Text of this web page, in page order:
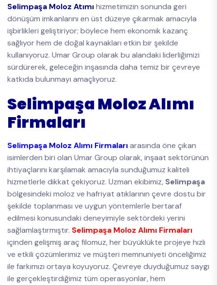
Selimpaşa Moloz Atımıhizmetimizin sonunda geri
dönüşüm imkanlarını en üst düzeye çıkarmak amacıyla
işbirlikleri geliştiriyor; böylece hem ekonomik kazanç
sağlıyor hem de doğal kaynakları etkin bir şekilde
kullanıyoruz. Umar Group olarak bu alandaki liderliğimizi
sürdürerek, geleceğin inşasında daha temiz bir çevreye
katkıda bulunmayı amaçlıyoruz.
Selimpaşa Moloz Alımı
Firmaları
Selimpaşa Moloz Alımı Firmalarıarasında öne çıkan
isimlerden biri olan Umar Group olarak, inşaat sektörünün
ihtiyaçlarını karşılamak amacıyla sunduğumuz kaliteli
hizmetlerle dikkat çekiyoruz. Uzman ekibimiz, Selimpaşa
bölgesindeki moloz ve hafriyat atıklarının çevre dostu bir
şekilde toplanması ve uygun yöntemlerle bertaraf
edilmesi konusundaki deneyimiyle sektördeki yerini
sağlamlaştırmıştır. Selimpaşa Moloz Alımı Firmaları
içinden gelişmiş araç filomuz, her büyüklükte projeye hızlı
ve etkili çözümlerimiz ve müşteri memnuniyeti önceliğimiz
ile farkımızı ortaya koyuyoruz. Çevreye duyduğumuz saygı
ile gerçekleştirdiğimiz tüm operasyonlar, hem